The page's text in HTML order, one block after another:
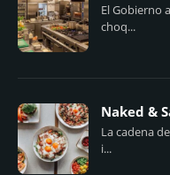
El Gobierno
choq...
Naked &
La cadena
i...